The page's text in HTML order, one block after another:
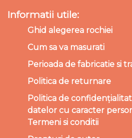
Informatii utile:
Ghid alegerea rochiei
Cum sa va masurati
Perioada de fabricatie si
Politica de returnare
Politica de
datelor cu caracter
Termeni si conditii